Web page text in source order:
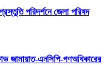
পরিদর্শনে জেলা পরিষদ
জামায়াত-এনসিপি-গণঅধিকারের